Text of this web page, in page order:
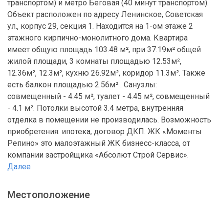
транспортом) и метро Беговая (40 минут транспортом).
Объект расположен по адресу Ленинское, Советская
ул., корпус 29, секция 1. Находится на 1-ом этаже 2
этажного кирпично-монолитного дома. Квартира
имеет общую площадь 103.48 м², при 37.19м² общей
жилой площади, 3 комнаты площадью 12.53м²,
12.36м², 12.3м², кухню 26.92м², коридор 11.3м². Также
есть балкон площадью 2.56м² . Санузлы:
совмещенный - 4.45 м², туалет - 4.45 м², совмещенный
- 4.1 м². Потолки высотой 3.4 метра, внутренняя
отделка в помещении не производилась. Возможность
приобретения: ипотека, договор ДКП. ЖК «Моменты
Репино» это малоэтажный ЖК бизнесс-класса, от
компании застройщика «Абсолют Строй Сервис».
Далее
Местоположение